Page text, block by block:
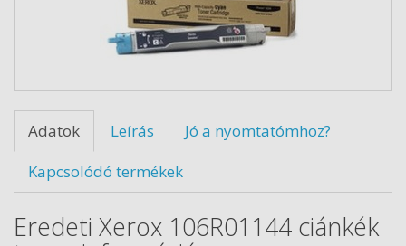
Adatok Leírás
Jó a nyomtatómhoz?
Kapcsolódó termékek
Eredeti Xerox 106R01144 ciánkék